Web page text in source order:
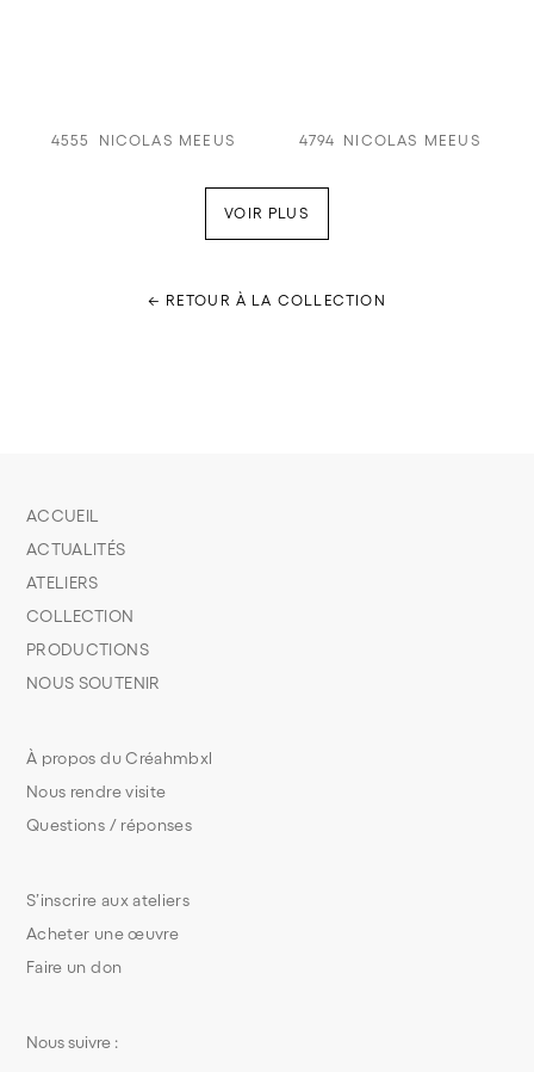
4555 NICOLAS MEEUS 4794 NICOLAS MEEUS
VOIR PLUS
← RETOUR À LA COLLECTION
S’inscrire aux ateliers
Acheter une œuvre
Faire un don
À propos du Créahmbxl
Nous rendre visite
Questions / réponses
ACCUEIL
ACTUALITÉS
ATELIERS
COLLECTION
PRODUCTIONS
NOUS SOUTENIR
Nous suivre :